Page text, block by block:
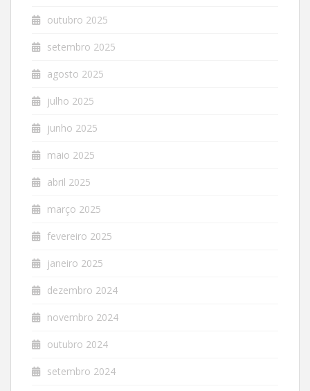
outubro 2025
setembro 2025
agosto 2025
julho 2025
junho 2025
maio 2025
abril 2025
março 2025
fevereiro 2025
janeiro 2025
dezembro 2024
novembro 2024
outubro 2024
setembro 2024